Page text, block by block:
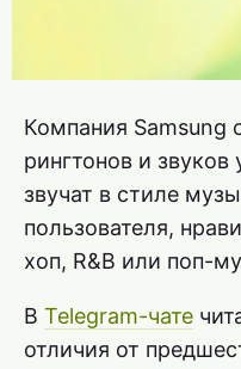
Компания Samsung
рингтонов и
звучат в стиле
пользователя,
хоп, R&B или поп-
В Telegram-чате
отличия от